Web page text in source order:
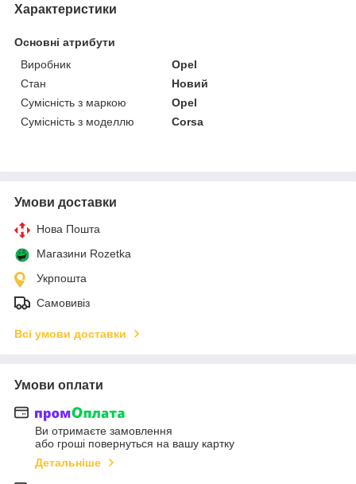
Характеристики
Основні атрибути
Виробник
Opel
Стан
Новий
Сумісність з маркою
Opel
Сумісність з моделлю
Corsa
Умови доставки
Нова Пошта
Магазини Rozetka
Укрпошта
Самовивіз
Всі умови доставки
Умови оплати
Ви отримаєте замовлення
або гроші повернуться на вашу картку
Детальніше